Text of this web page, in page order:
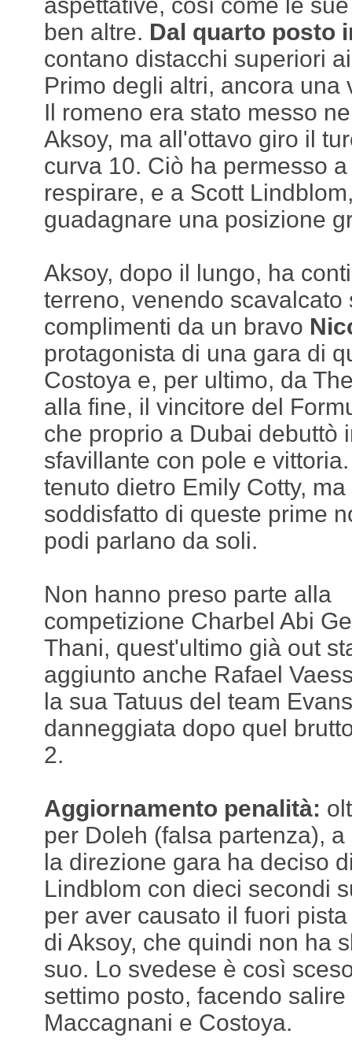
aspettative, così come le
ben altre. Dal quarto posto
contano distacchi superiori
Primo degli altri, ancora una
Il romeno era stato messo
Aksoy, ma all'ottavo giro il
curva 10. Ciò ha permesso
respirare, e a Scott
guadagnare una posizione
Aksoy, dopo il lungo, ha
terreno, venendo scavalcato
complimenti da un bravo
protagonista di una gara di
Costoya e, per ultimo, da
alla fine, il vincitore del
che proprio a Dubai debuttò
sfavillante con pole e
tenuto dietro Emily Cotty,
soddisfatto di queste prime
podi parlano da soli.
Non hanno preso parte alla
competizione Charbel Abi
Thani, quest'ultimo già out
aggiunto anche Rafael
la sua Tatuus del team
danneggiata dopo quel
2.
Aggiornamento penalità:
per Doleh (falsa partenza),
la direzione gara ha deciso
Lindblom con dieci secondi
per aver causato il fuori
di Aksoy, che quindi non ha
suo. Lo svedese è così
settimo posto, facendo
Maccagnani e Costoya.